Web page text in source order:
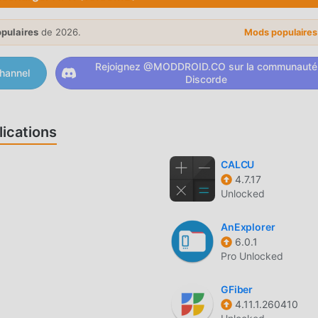
GFX Tool ne factureront aucun frais aux utilisateurs et qu'ils
simplement le client moddroid, vous pouvez
vous, téléchargez moddroid maintenant !
fonctions puissantes ont attiré un grand nombre
Tool offre une expérience plus riche et des fonctions
GFX Tool 1.4.12, vous pouvez facilement découvrir toutes
prend également en charge l'application tools
entre eux, de partager le bonheur qu'ils rencontrent dans
vous pouvez découvrir le plus haut niveau de GFX Tool 1.4.12
les mods ont été authentifiés manuellement par moddroid,
de 2026. Mods
Rejoignez @MODDROID.CO sur la communauté
Discorde
CALCU
4.7.17
Unlocked
AnExplorer
6.0.1
Pro Unlocked
GFiber
4.11.1.260410